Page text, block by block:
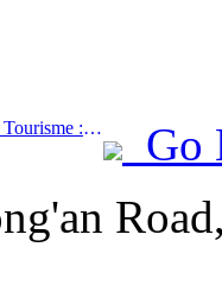
Prev:Ministère de la Culture et du Tourisme : Mettre l’accent à la fois sur l’offre et la demande pour orienter les activités de consommation culturelle et touristique ainsi que les voyages.
Go